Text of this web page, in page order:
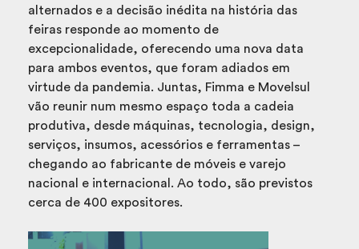
alternados e a decisão inédita na história das
feiras responde ao momento de
excepcionalidade, oferecendo uma nova data
para ambos eventos, que foram adiados em
virtude da pandemia. Juntas, Fimma e Movelsul
vão reunir num mesmo espaço toda a cadeia
produtiva, desde máquinas, tecnologia, design,
serviços, insumos, acessórios e ferramentas –
chegando ao fabricante de móveis e varejo
nacional e internacional. Ao todo, são previstos
cerca de 400 expositores.